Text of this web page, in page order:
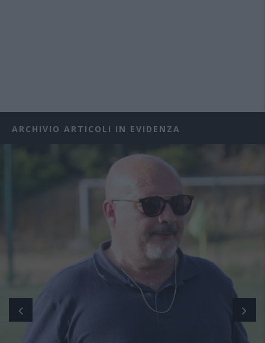
ARCHIVIO ARTICOLI IN EVIDENZA